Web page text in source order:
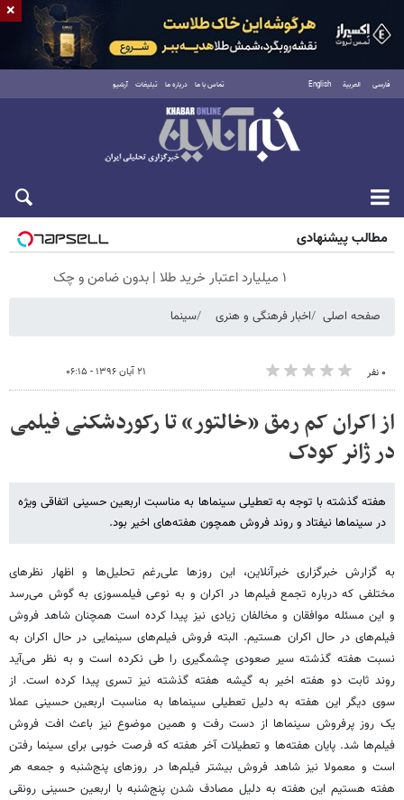
فارسی العربية English تماس با ما درباره ما تبلیغات آرشیو
جمعه ۱۶ مرداد ۱۴۰۵
مطالب پیشنهادی
۱ میلیارد اعتبار خرید طلا | بدون ضامن و چک
صفحه اصلی اخبار فرهنگی و هنری سینما
۰ نفر ۲۱ آبان ۱۳۹۶ - ۰۶:۱۵
از اکران کم رمق «خالتور» تا رکوردشکنی فیلمی
در ژانر کودک
هفته گذشته با توجه به تعطیلی سینماها به مناسبت اربعین حسینی اتفاقی ویژه
در سینماها نیفتاد و روند فروش همچون هفته‌های اخیر بود.
به گزارش خبرگزاری خبرآنلاین، این روزها علی‌رغم تحلیل‌ها و اظهار نظرهای
مختلفی که درباره تجمع فیلم‌ها در اکران و به نوعی فیلمسوزی به گوش می‌رسد
و این مسئله موافقان و مخالفان زیادی نیز پیدا کرده است همچنان شاهد فروش
فیلم‌های در حال اکران هستیم. البته فروش فیلم‌های سینمایی در حال اکران به
نسبت هفته گذشته سیر صعودی چشمگیری را طی نکرده است و به نظر می‌آید
روند ثابت دو هفته اخیر به گیشه هفته گذشته نیز تسری پیدا کرده است. از
سوی دیگر این هفته به دلیل تعطیلی سینماها به مناسبت اربعین حسینی عملا
یک روز پرفروش سینماها از دست رفت و همین موضوع نیز باعث افت فروش
فیلم‌ها شد. پایان هفته‌ها و تعطیلات آخر هفته که فرصت خوبی برای سینما رفتن
است و معمولا نیز شاهد فروش بیشتر فیلم‌ها در روزهای پنج‌شنبه و جمعه هر
هفته هستیم این هفته به دلیل مصادف شدن پنج‌شنبه با اربعین حسینی رونقی
×